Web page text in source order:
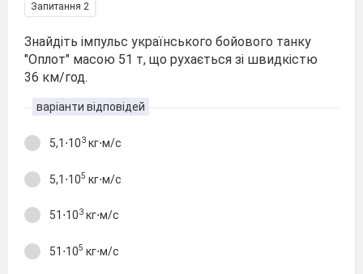
Запитання 2
Знайдіть імпульс українського бойового танку
"Оплот" масою 51 т, що рухається зі швидкістю
36 км/год.
варіанти відповідей
5,1⋅103 кг⋅м/с
5,1⋅105 кг⋅м/с
51⋅103 кг⋅м/с
51⋅105 кг⋅м/с